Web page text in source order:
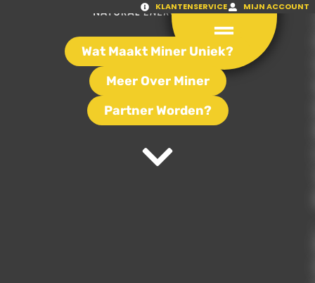
KLANTENSERVICE MIJN ACCOUNT
Wat Maakt Miner Uniek?
Meer Over Miner
Partner Worden?